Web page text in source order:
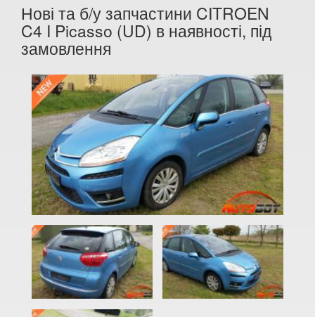
C1 I (PM, PN)
C1 II (B4)
C3 I (FC)
C3 II (A51)
C3 Aircross
C3 Pluriel (HB)
C3 Picasso (SH)
C4 I (LC, LA)
C4 I Picasso (UD)
C4 I Grand Picasso (UD)
Нові та б/у запчастини CITROEN
C4 I Picasso (UD) в наявності, під
замовлення